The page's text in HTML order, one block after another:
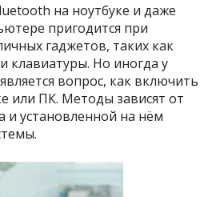
на ноутбуке и даже
пригодится при
гаджетов, таких как
клавиатуры. Но иногда у
вопрос, как включить
или ПК. Методы зависят от
и установленной на нём